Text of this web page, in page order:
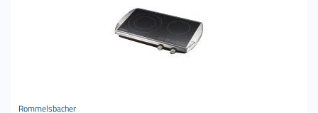
Rommelsbacher